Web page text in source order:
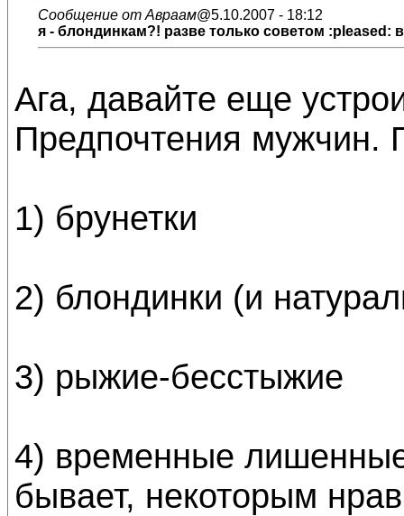
Сообщение от Авраам@5.10.2007 - 18:12
я - блондинкам?! разве только советом :pleased:
Ага, давайте еще
Предпочтения мужчин.
1) брунетки
2) блондинки (и
3) рыжие-бесстыжие
4) временные
бывает, некоторым